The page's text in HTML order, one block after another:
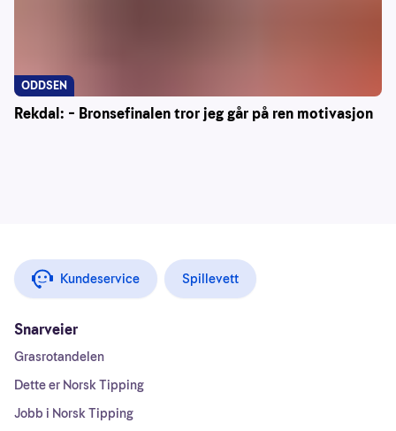
Rekdal: – Bronsefinalen tror jeg går på ren motivasjon
ODDSEN
Kundeservice Spillevett
Snarveier
Grasrotandelen
Dette er Norsk Tipping
Jobb i Norsk Tipping